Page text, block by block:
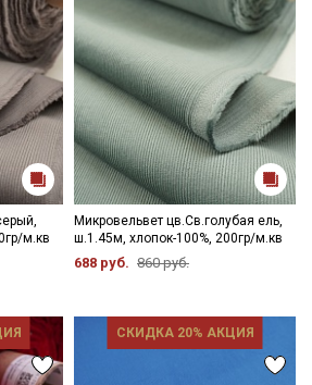
м.кв
Микровельвет цв.Св.голубая ель,
ш.1.45м, хлопок-100%, 200гр/м.кв
688 руб. 860 руб.
СКИДКА 20% АКЦИЯ
от Купава
здесь дополнительные
скидки до 30% на узкие
тканей
Подписаться